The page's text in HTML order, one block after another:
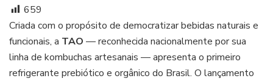
prebiótico
e
orgânico
do
659
Criada com o propósito de democratizar bebidas naturais e
funcionais, a TAO — reconhecida nacionalmente por sua
linha de kombuchas artesanais — apresenta o primeiro
refrigerante prebiótico e orgânico do Brasil. O lançamento